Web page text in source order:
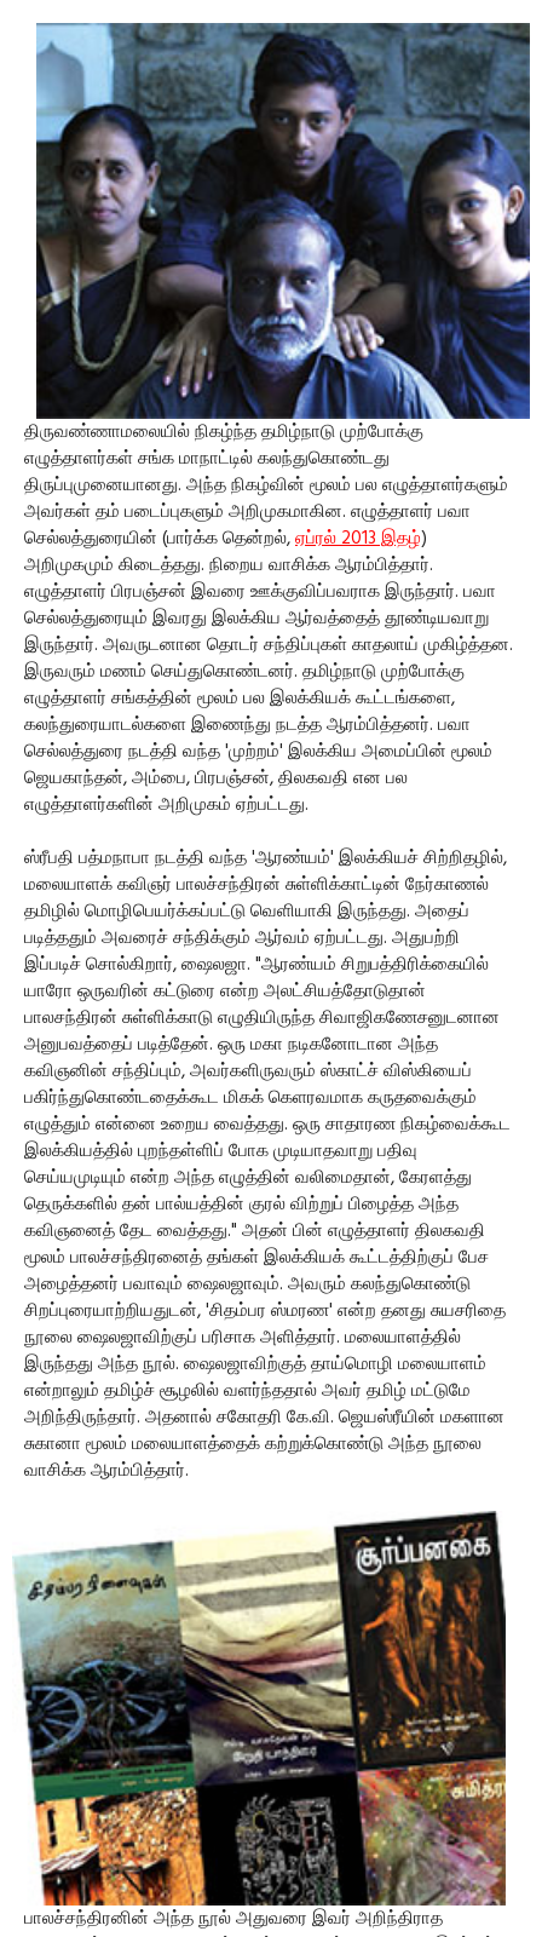
திருவண்ணாமலையில் நிகழ்ந்த தமிழ்நாடு முற்போக்கு
எழுத்தாளர்கள் சங்க மாநாட்டில் கலந்துகொண்டது
திருப்புமுனையானது. அந்த நிகழ்வின் மூலம் பல எழுத்தாளர்களும்
அவர்கள் தம் படைப்புகளும் அறிமுகமாகின. எழுத்தாளர் பவா
செல்லத்துரையின் (பார்க்க தென்றல்,ஏப்ரல் 2013 இதழ்)
அறிமுகமும் கிடைத்தது. நிறைய வாசிக்க ஆரம்பித்தார்.
எழுத்தாளர் பிரபஞ்சன் இவரை ஊக்குவிப்பவராக இருந்தார். பவா
செல்லத்துரையும் இவரது இலக்கிய ஆர்வத்தைத் தூண்டியவாறு
இருந்தார். அவருடனான தொடர் சந்திப்புகள் காதலாய் முகிழ்த்தன.
இருவரும் மணம் செய்துகொண்டனர். தமிழ்நாடு முற்போக்கு
எழுத்தாளர் சங்கத்தின் மூலம் பல இலக்கியக் கூட்டங்களை,
கலந்துரையாடல்களை இணைந்து நடத்த ஆரம்பித்தனர். பவா
செல்லத்துரை நடத்தி வந்த 'முற்றம்' இலக்கிய அமைப்பின் மூலம்
ஜெயகாந்தன், அம்பை, பிரபஞ்சன், திலகவதி என பல
எழுத்தாளர்களின் அறிமுகம் ஏற்பட்டது.
ஸ்ரீபதி பத்மநாபா நடத்தி வந்த 'ஆரண்யம்' இலக்கியச் சிற்றிதழில்,
மலையாளக் கவிஞர் பாலச்சந்திரன் சுள்ளிக்காட்டின் நேர்காணல்
தமிழில் மொழிபெயர்க்கப்பட்டு வெளியாகி இருந்தது. அதைப்
படித்ததும் அவரைச் சந்திக்கும் ஆர்வம் ஏற்பட்டது. அதுபற்றி
இப்படிச் சொல்கிறார், ஷைலஜா. "ஆரண்யம் சிறுபத்திரிக்கையில்
யாரோ ஒருவரின் கட்டுரை என்ற அலட்சியத்தோடுதான்
பாலசந்திரன் சுள்ளிக்காடு எழுதியிருந்த சிவாஜிகணேசனுடனான
அனுபவத்தைப் படித்தேன். ஒரு மகா நடிகனோடான அந்த
கவிஞனின் சந்திப்பும், அவர்களிருவரும் ஸ்காட்ச் விஸ்கியைப்
பகிர்ந்துகொண்டதைக்கூட மிகக் கெளரவமாக கருதவைக்கும்
எழுத்தும் என்னை உறைய வைத்தது. ஒரு சாதாரண நிகழ்வைக்கூட
இலக்கியத்தில் புறந்தள்ளிப் போக முடியாதவாறு பதிவு
செய்யமுடியும் என்ற அந்த எழுத்தின் வலிமைதான், கேரளத்து
தெருக்களில் தன் பால்யத்தின் குரல் விற்றுப் பிழைத்த அந்த
கவிஞனைத் தேட வைத்தது." அதன் பின் எழுத்தாளர் திலகவதி
மூலம் பாலச்சந்திரனைத் தங்கள் இலக்கியக் கூட்டத்திற்குப் பேச
அழைத்தனர் பவாவும் ஷைலஜாவும். அவரும் கலந்துகொண்டு
சிறப்புரையாற்றியதுடன், 'சிதம்பர ஸ்மரண' என்ற தனது சுயசரிதை
நூலை ஷைலஜாவிற்குப் பரிசாக அளித்தார். மலையாளத்தில்
இருந்தது அந்த நூல். ஷைலஜாவிற்குத் தாய்மொழி மலையாளம்
என்றாலும் தமிழ்ச் சூழலில் வளர்ந்ததால் அவர் தமிழ் மட்டுமே
அறிந்திருந்தார். அதனால் சகோதரி கே.வி. ஜெயஸ்ரீயின் மகளான
சுகானா மூலம் மலையாளத்தைக் கற்றுக்கொண்டு அந்த நூலை
வாசிக்க ஆரம்பித்தார்.
பாலச்சந்திரனின் அந்த நூல் அதுவரை இவர் அறிந்திராத